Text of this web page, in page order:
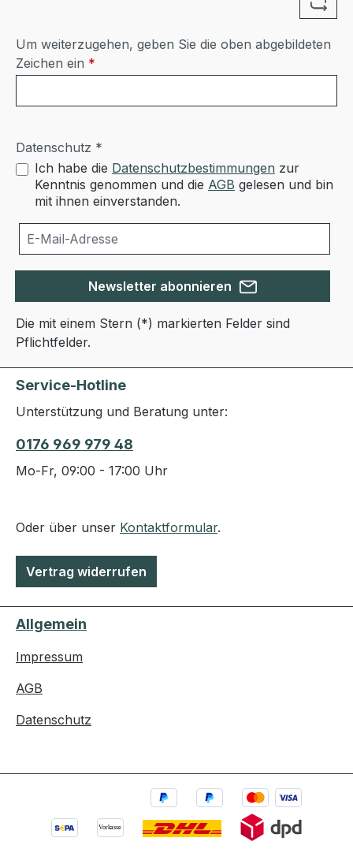
Um weiterzugehen, geben Sie die oben abgebildeten
Zeichen ein *
Datenschutz *
Ich habe die Datenschutzbestimmungen zur
Kenntnis genommen und die AGB gelesen und bin
mit ihnen einverstanden.
Newsletter abonnieren
Die mit einem Stern (*) markierten Felder sind
Pflichtfelder.
Service-Hotline
Unterstützung und Beratung unter:
0176 969 979 48
Mo-Fr, 09:00 - 17:00 Uhr
Oder über unser Kontaktformular.
Vertrag widerrufen
Allgemein
Impressum
AGB
Datenschutz